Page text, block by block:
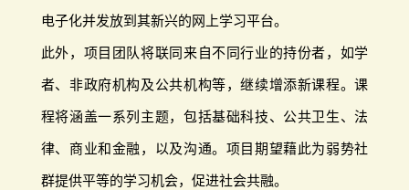
电子化并发放到其新兴的网上学习平台。
此外，项目团队将联同来自不同行业的持份者，如学
者、非政府机构及公共机构等，继续增添新课程。课
程将涵盖一系列主题，包括基础科技、公共卫生、法
律、商业和金融，以及沟通。项目期望藉此为弱势社
群提供平等的学习机会，促进社会共融。